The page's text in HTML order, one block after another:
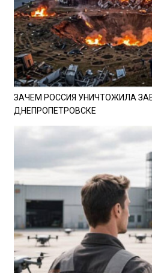
ЗАЧЕМ РОССИЯ УНИЧТОЖИЛА
ДНЕПРОПЕТРОВСКЕ